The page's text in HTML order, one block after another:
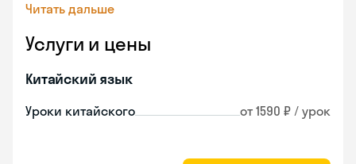
Читать дальше
Услуги и цены
Китайский язык
Уроки китайского от 1590 ₽ / урок